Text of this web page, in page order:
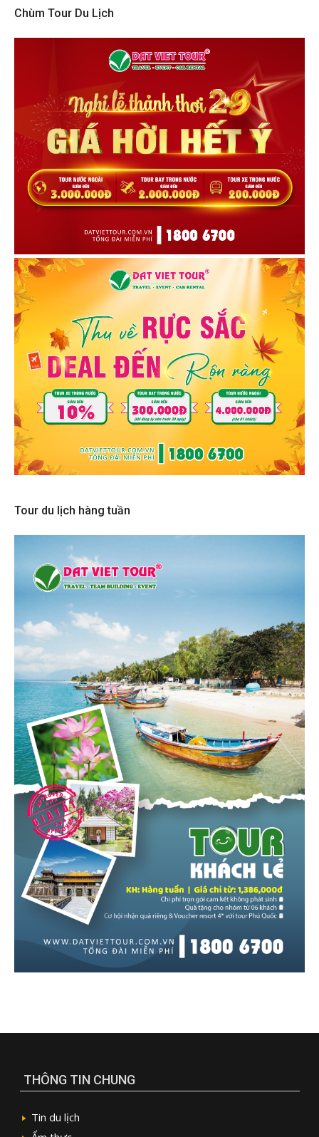
Chùm Tour Du Lịch
Tour du lịch hàng tuần
THÔNG TIN CHUNG
Tin du lịch